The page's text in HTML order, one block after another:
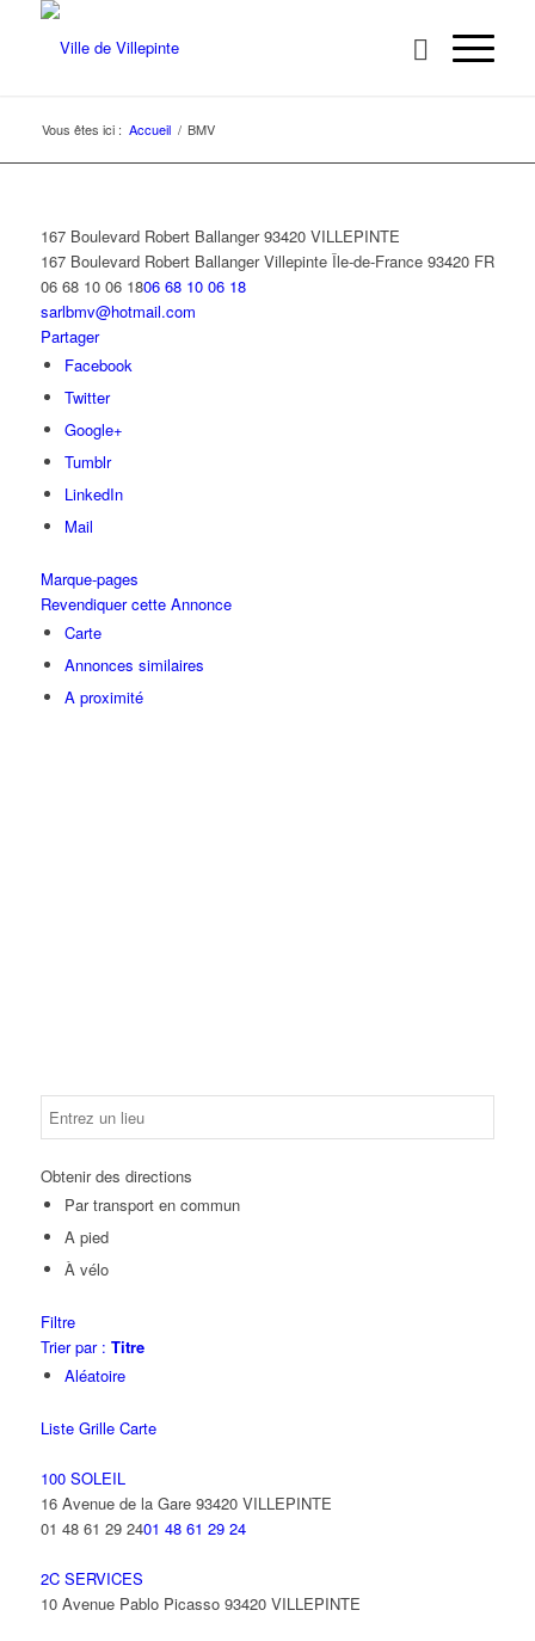
Vous êtes ici : Accueil / BMV
167 Boulevard Robert Ballanger 93420 VILLEPINTE
167 Boulevard Robert Ballanger Villepinte Île-de-France 93420 FR
06 68 10 06 1806 68 10 06 18
sarlbmv@hotmail.com
Partager
Facebook
Twitter
Google+
Tumblr
LinkedIn
Mail
Marque-pages
Revendiquer cette Annonce
Carte
Annonces similaires
A proximité
Obtenir des directions
Par transport en commun
A pied
À vélo
Filtre
Trier par : Titre
Aléatoire
Liste Grille Carte
100 SOLEIL
16 Avenue de la Gare 93420 VILLEPINTE
01 48 61 29 2401 48 61 29 24
2C SERVICES
10 Avenue Pablo Picasso 93420 VILLEPINTE